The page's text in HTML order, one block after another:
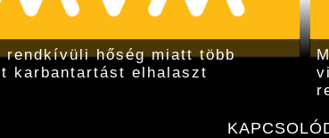
rendkívüli hőség miatt több
karbantartást elhalaszt